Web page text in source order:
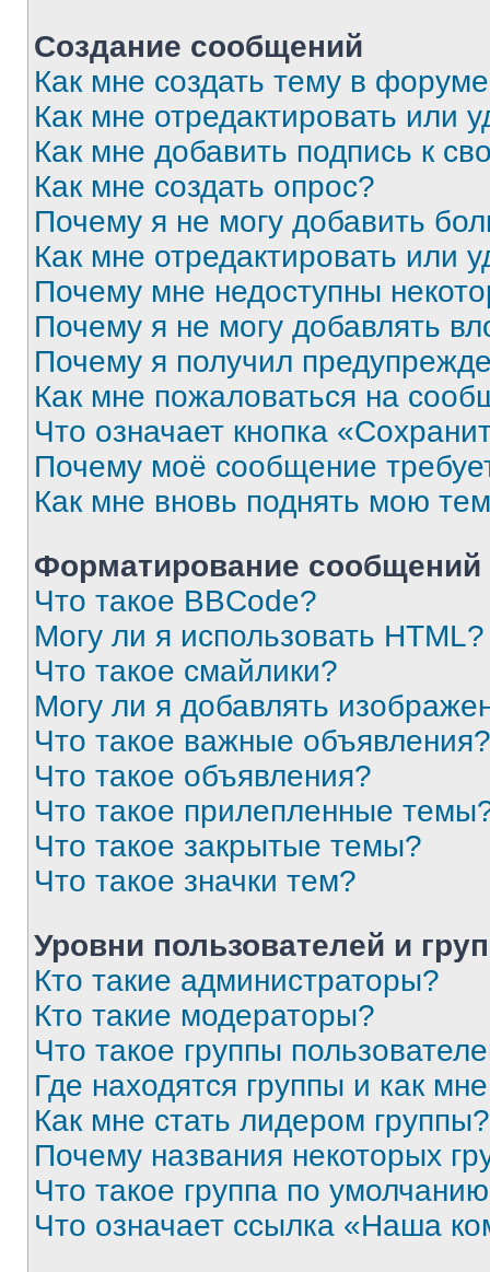
Создание сообщений
Как мне создать тему в
Как мне отредактировать или
Как мне добавить подпись к
Как мне создать опрос?
Почему я не могу добавить
Как мне отредактировать или
Почему мне недоступны
Почему я не могу добавлять
Почему я получил
Как мне пожаловаться на
Что означает кнопка
Почему моё сообщение
Как мне вновь поднять мою
Форматирование
Что такое BBCode?
Могу ли я использовать HTML?
Что такое смайлики?
Могу ли я добавлять
Что такое важные объявления?
Что такое объявления?
Что такое прилепленные
Что такое закрытые темы?
Что такое значки тем?
Уровни пользователей и
Кто такие администраторы?
Кто такие модераторы?
Что такое группы
Где находятся группы и как
Как мне стать лидером группы?
Почему названия некоторых
Что такое группа по
Что означает ссылка «Наша